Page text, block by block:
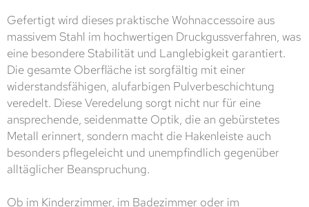
Gefertigt wird dieses praktische Wohnaccessoire aus
massivem Stahl im hochwertigen Druckgussverfahren, was
eine besondere Stabilität und Langlebigkeit garantiert.
Die gesamte Oberfläche ist sorgfältig mit einer
widerstandsfähigen, alufarbigen Pulverbeschichtung
veredelt. Diese Veredelung sorgt nicht nur für eine
ansprechende, seidenmatte Optik, die an gebürstetes
Metall erinnert, sondern macht die Hakenleiste auch
besonders pflegeleicht und unempfindlich gegenüber
alltäglicher Beanspruchung.
Ob im Kinderzimmer, im Badezimmer oder im